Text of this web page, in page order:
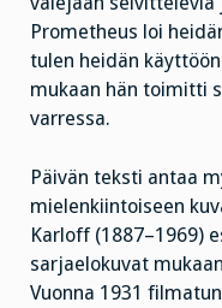
Prometheus loi
tulen heidän
mukaan hän toimitti
varressa.
Päivän teksti antaa
mielenkiintoiseen
Karloff (1887–1969)
sarjaelokuvat
Vuonna 1931 filmatun